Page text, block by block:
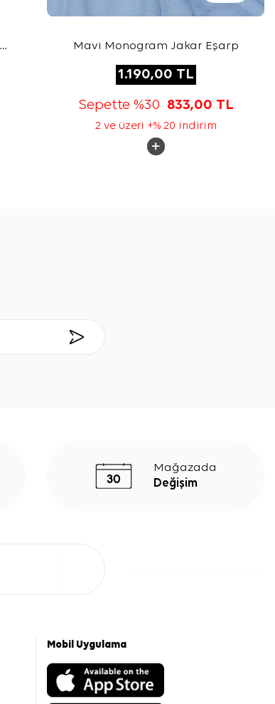
Mavi Monogram Jakar Eşarp
1.190,00 TL
Sepette %30 833,00 TL
2 ve üzeri +% 20 indirim
Mağazada
Değişim
Mobil Uygulama